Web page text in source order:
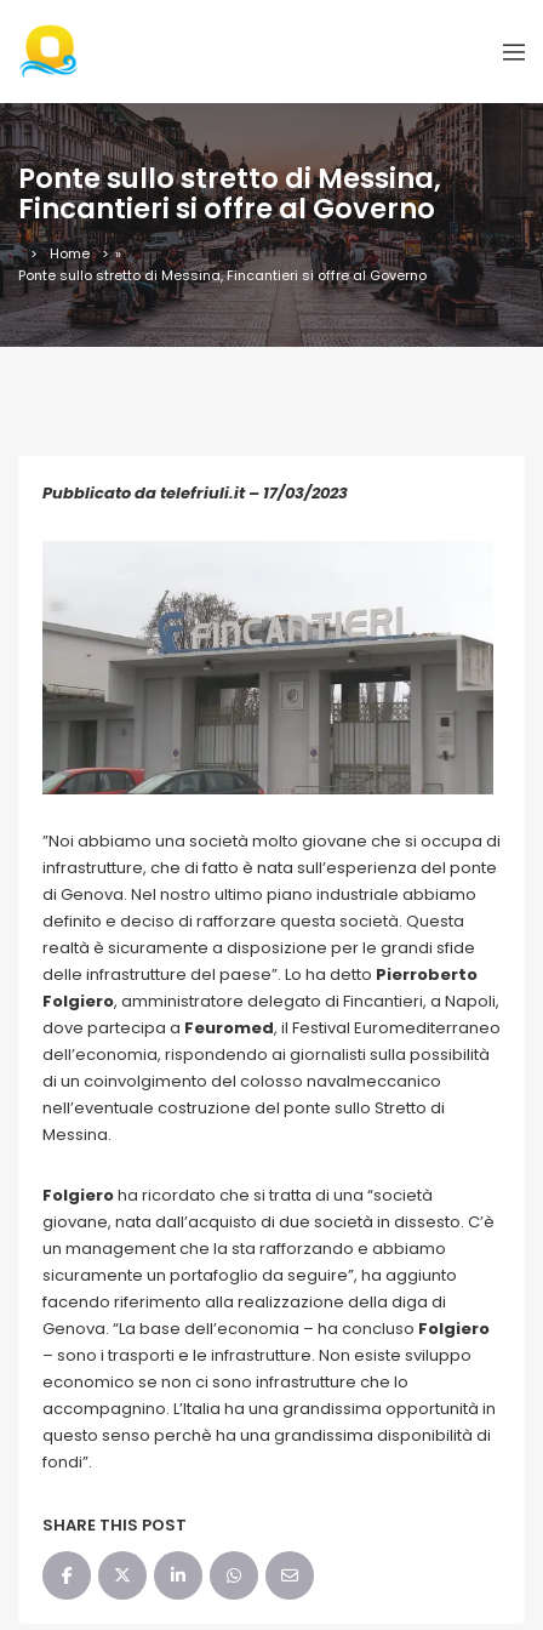
Ponte sullo stretto di Messina,
Fincantieri si offre al Governo
Home
»
Ponte sullo stretto di Messina, Fincantieri si offre al Governo
Pubblicato da telefriuli.it – 17/03/2023
”Noi abbiamo una società molto giovane che si occupa di
infrastrutture, che di fatto è nata sull’esperienza del ponte
di Genova. Nel nostro ultimo piano industriale abbiamo
definito e deciso di rafforzare questa società. Questa
realtà è sicuramente a disposizione per le grandi sfide
delle infrastrutture del paese”. Lo ha detto Pierroberto
Folgiero, amministratore delegato di Fincantieri, a Napoli,
dove partecipa a Feuromed, il Festival Euromediterraneo
dell’economia, rispondendo ai giornalisti sulla possibilità
di un coinvolgimento del colosso navalmeccanico
nell’eventuale costruzione del ponte sullo Stretto di
Messina.
Folgieroha ricordato che si tratta di una “società
giovane, nata dall’acquisto di due società in dissesto. C’è
un management che la sta rafforzando e abbiamo
sicuramente un portafoglio da seguire”, ha aggiunto
facendo riferimento alla realizzazione della diga di
Genova. “La base dell’economia – ha concluso Folgiero
– sono i trasporti e le infrastrutture. Non esiste sviluppo
economico se non ci sono infrastrutture che lo
accompagnino. L’Italia ha una grandissima opportunità in
questo senso perchè ha una grandissima disponibilità di
fondi”.
SHARE THIS POST